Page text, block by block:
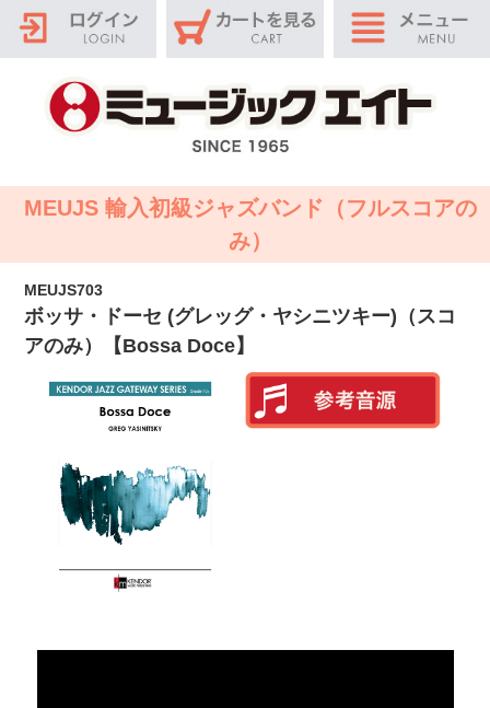
MEUJS 輸入初級ジャズバンド（フルスコアの
み）
MEUJS703
ボッサ・ドーセ (グレッグ・ヤシニツキー)（スコ
アのみ）【Bossa Doce】